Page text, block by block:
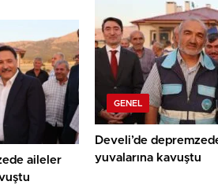
aileler
GENEL
Develi’de
yuvalarına kavuştu